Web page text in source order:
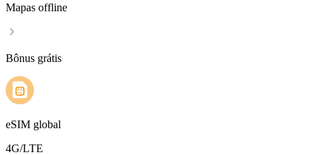
Mapas offline
Bônus grátis
eSIM global
4G/LTE